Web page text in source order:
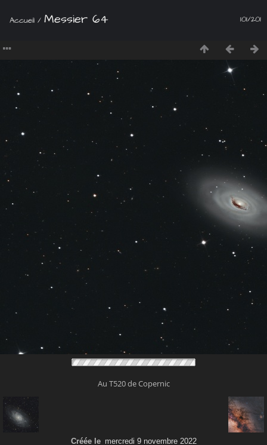
101/201
Accueil / Messier 64
Au T520 de Copernic
Créée le mercredi 9 novembre 2022